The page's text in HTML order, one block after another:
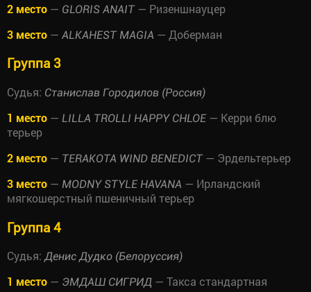
2 место — GLORIS ANAIT— Ризеншнауцер
3 место — ALKAHEST MAGIA — Доберман
Группа 3
Судья: Станислав Городилов (Россия)
1 место — LILLA TROLLI HAPPY CHLOE — Керри блю
терьер
2 место — TERAKOTA WIND BENEDICT— Эрдельтерьер
3 место — MODNY STYLE HAVANA — Ирландский
мягкошерстный пшеничный терьер
Группа 4
Судья: Денис Дудко (Белоруссия)
1 место — ЭМДАШ СИГРИД — Такса стандартная